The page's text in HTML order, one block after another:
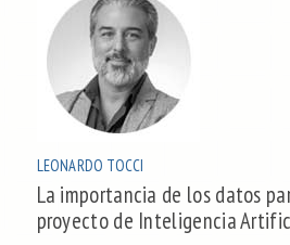
LEONARDO TOCCI
La importancia de los datos
proyecto de Inteligencia